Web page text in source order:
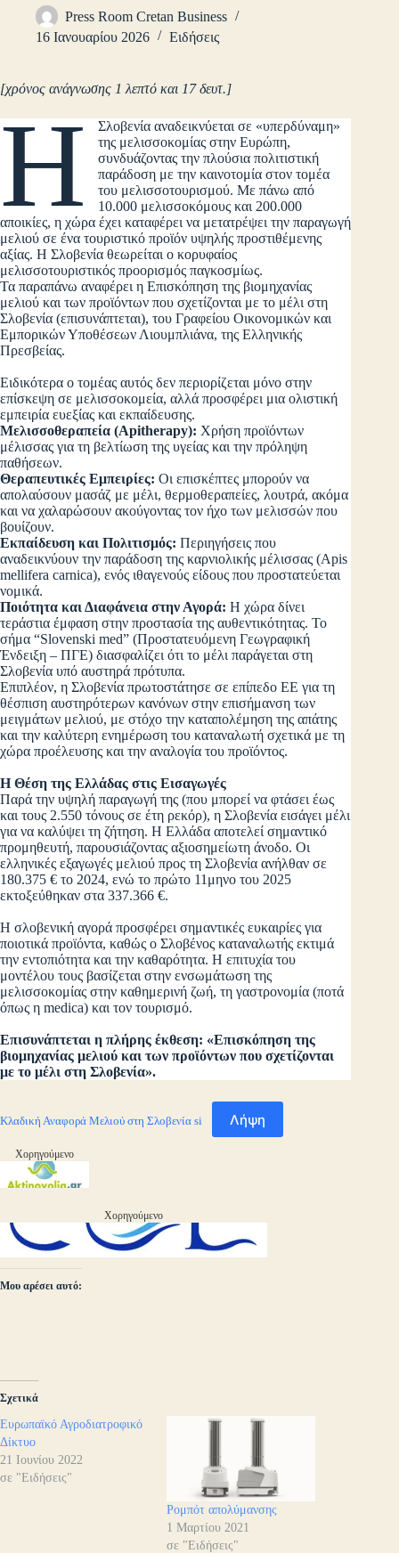
Press Room Cretan Business
16 Ιανουαρίου 2026
Ειδήσεις
[χρόνος ανάγνωσης 1 λεπτό και 17 δευτ.]
Η
Σλοβενία αναδεικνύεται σε «υπερδύναμη»
της μελισσοκομίας στην Ευρώπη,
συνδυάζοντας την πλούσια πολιτιστική
παράδοση με την καινοτομία στον τομέα
του μελισσοτουρισμού. Με πάνω από
10.000 μελισσοκόμους και 200.000
αποικίες, η χώρα έχει καταφέρει να μετατρέψει την παραγωγή
μελιού σε ένα τουριστικό προϊόν υψηλής προστιθέμενης
αξίας. Η Σλοβενία θεωρείται ο κορυφαίος
μελισσοτουριστικός προορισμός παγκοσμίως.
Τα παραπάνω αναφέρει η Επισκόπηση της βιομηχανίας
μελιού και των προϊόντων που σχετίζονται με το μέλι στη
Σλοβενία (επισυνάπτεται), του Γραφείου Οικονομικών και
Εμπορικών Υποθέσεων Λιουμπλιάνα, της Ελληνικής
Πρεσβείας.
Ειδικότερα ο τομέας αυτός δεν περιορίζεται μόνο στην
επίσκεψη σε μελισσοκομεία, αλλά προσφέρει μια ολιστική
εμπειρία ευεξίας και εκπαίδευσης.
Μελισσοθεραπεία (Apitherapy): Χρήση προϊόντων
μέλισσας για τη βελτίωση της υγείας και την πρόληψη
παθήσεων.
Θεραπευτικές Εμπειρίες: Οι επισκέπτες μπορούν να
απολαύσουν μασάζ με μέλι, θερμοθεραπείες, λουτρά, ακόμα
και να χαλαρώσουν ακούγοντας τον ήχο των μελισσών που
βουίζουν.
Εκπαίδευση και Πολιτισμός: Περιηγήσεις που
αναδεικνύουν την παράδοση της καρνιολικής μέλισσας (Apis
mellifera carnica), ενός ιθαγενούς είδους που προστατεύεται
νομικά.
Ποιότητα και Διαφάνεια στην Αγορά: Η χώρα δίνει
τεράστια έμφαση στην προστασία της αυθεντικότητας. Το
σήμα “Slovenski med” (Προστατευόμενη Γεωγραφική
Ένδειξη – ΠΓΕ) διασφαλίζει ότι το μέλι παράγεται στη
Σλοβενία υπό αυστηρά πρότυπα.
Επιπλέον, η Σλοβενία πρωτοστάτησε σε επίπεδο ΕΕ για τη
θέσπιση αυστηρότερων κανόνων στην επισήμανση των
μειγμάτων μελιού, με στόχο την καταπολέμηση της απάτης
και την καλύτερη ενημέρωση του καταναλωτή σχετικά με τη
χώρα προέλευσης και την αναλογία του προϊόντος.
Η Θέση της Ελλάδας στις Εισαγωγές
Παρά την υψηλή παραγωγή της (που μπορεί να φτάσει έως
και τους 2.550 τόνους σε έτη ρεκόρ), η Σλοβενία εισάγει μέλι
για να καλύψει τη ζήτηση. Η Ελλάδα αποτελεί σημαντικό
προμηθευτή, παρουσιάζοντας αξιοσημείωτη άνοδο. Οι
ελληνικές εξαγωγές μελιού προς τη Σλοβενία ανήλθαν σε
180.375 € το 2024, ενώ το πρώτο 11μηνο του 2025
εκτοξεύθηκαν στα 337.366 €.
Η σλοβενική αγορά προσφέρει σημαντικές ευκαιρίες για
ποιοτικά προϊόντα, καθώς ο Σλοβένος καταναλωτής εκτιμά
την εντοπιότητα και την καθαρότητα. Η επιτυχία του
μοντέλου τους βασίζεται στην ενσωμάτωση της
μελισσοκομίας στην καθημερινή ζωή, τη γαστρονομία (ποτά
όπως η medica) και τον τουρισμό.
Επισυνάπτεται η πλήρης έκθεση: «Επισκόπηση της
βιομηχανίας μελιού και των προϊόντων που σχετίζονται
με το μέλι στη Σλοβενία».
Κλαδική Αναφορά Μελιού στη Σλοβενία si Λήψη
Χορηγούμενο
Χορηγούμενο
Μου αρέσει αυτό:
Σχετικά
Ευρωπαϊκό Αγροδιατροφικό
Δίκτυο
21 Ιουνίου 2022
σε "Ειδήσεις"
Ρομπότ απολύμανσης
1 Μαρτίου 2021
σε "Ειδήσεις"